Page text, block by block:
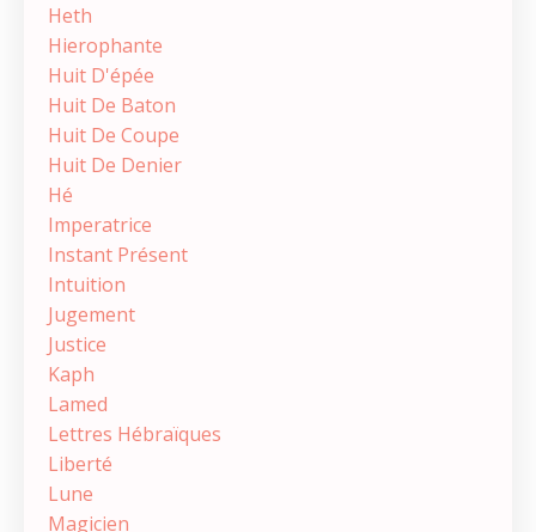
Heth
Hierophante
Huit D'épée
Huit De Baton
Huit De Coupe
Huit De Denier
Hé
Imperatrice
Instant Présent
Intuition
Jugement
Justice
Kaph
Lamed
Lettres Hébraïques
Liberté
Lune
Magicien